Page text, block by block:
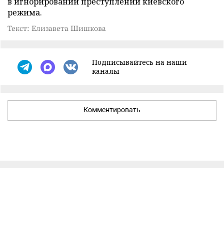
режима.
Текст: Елизавета Шишкова
Подписывайтесь на наши
каналы
Комментировать